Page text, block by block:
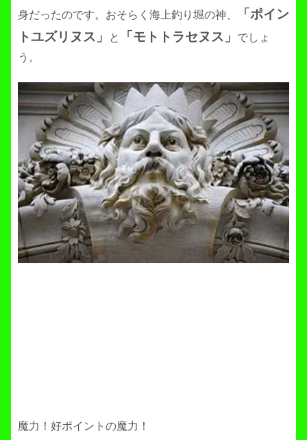
身だったのです。おそらく海上釣り堀の神、
「ポイン
トユズリヌス」
と 「モトトラセヌス」
でしょ
う。
魔力！好ポイントの魔力！